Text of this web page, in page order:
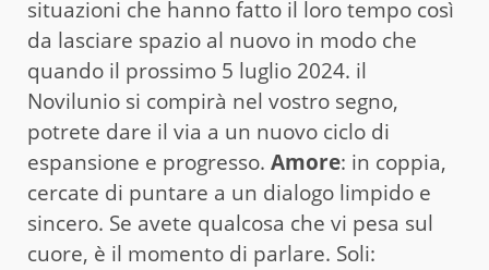
situazioni che hanno fatto il loro tempo così
da lasciare spazio al nuovo in modo che
quando il prossimo 5 luglio 2024. il
Novilunio si compirà nel vostro segno,
potrete dare il via a un nuovo ciclo di
espansione e progresso. Amore: in coppia,
cercate di puntare a un dialogo limpido e
sincero. Se avete qualcosa che vi pesa sul
cuore, è il momento di parlare. Soli: